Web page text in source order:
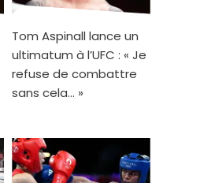
Tom Aspinall lance un
ultimatum à l’UFC : « Je
refuse de combattre
sans cela… »